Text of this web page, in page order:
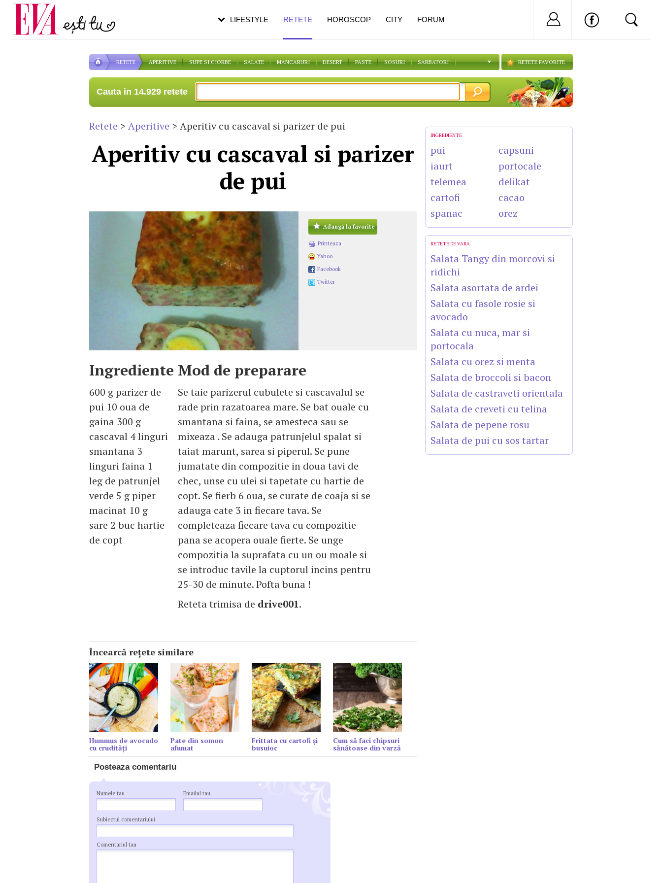
RETETE APERITIVE SUPE SI CIORBE SALATE MANCARURI DESERT PASTE SOSURI SARBATORI RETETE FAVORITE
Cauta in 14.929 retete
Retete > Aperitive > Aperitiv cu cascaval si parizer de pui
Aperitiv cu cascaval si parizer
de pui
Adaugă la favorite
Printeaza
Yahoo
Facebook
Twitter
Ingrediente
600 g parizer de
pui 10 oua de
gaina 300 g
cascaval 4 linguri
smantana 3
linguri faina 1
leg de patrunjel
verde 5 g piper
macinat 10 g
sare 2 buc hartie
de copt
Mod de preparare
Se taie parizerul cubulete si cascavalul se
rade prin razatoarea mare. Se bat ouale cu
smantana si faina, se amesteca sau se
mixeaza . Se adauga patrunjelul spalat si
taiat marunt, sarea si piperul. Se pune
jumatate din compozitie in doua tavi de
chec, unse cu ulei si tapetate cu hartie de
copt. Se fierb 6 oua, se curate de coaja si se
adauga cate 3 in fiecare tava. Se
completeaza fiecare tava cu compozitie
pana se acopera ouale fierte. Se unge
compozitia la suprafata cu un ou moale si
se introduc tavile la cuptorul incins pentru
25-30 de minute. Pofta buna !
Reteta trimisa de drive001.
Încearcă reţete similare
Hummus de avocado
cu crudități
Pate din somon
afumat
Frittata cu cartofi și
busuioc
Cum să faci chipsuri
sănătoase din varză
Posteaza comentariu
Numele tau Emailul tau
Subiectul comentariului
Comentariul tau
INGREDIENTE
pui
iaurt
telemea
cartofi
spanac
capsuni
portocale
delikat
cacao
orez
RETETE DE VARA
Salata Tangy din morcovi si
ridichi
Salata asortata de ardei
Salata cu fasole rosie si
avocado
Salata cu nuca, mar si
portocala
Salata cu orez si menta
Salata de broccoli si bacon
Salata de castraveti orientala
Salata de creveti cu telina
Salata de pepene rosu
Salata de pui cu sos tartar
LIFESTYLE RETETE HOROSCOP CITY FORUM Nu ai cont?
Carieră
Actualitate